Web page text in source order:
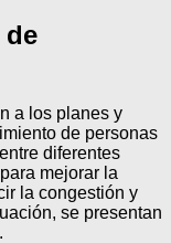
de
a los planes y
de personas
diferentes
mejorar la
la congestión y
se presentan